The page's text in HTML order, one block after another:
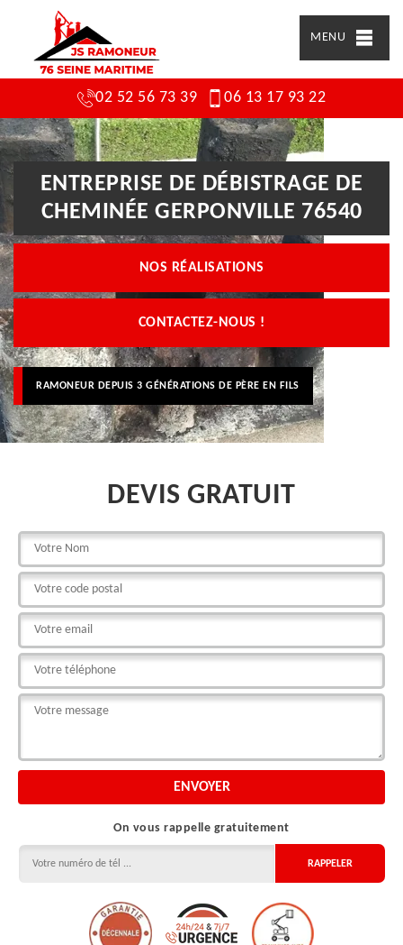
MENU
02 52 56 73 39 06 13 17 93 22
ENTREPRISE DE DÉBISTRAGE DE
CHEMINÉE GERPONVILLE 76540
NOS RÉALISATIONS
CONTACTEZ-NOUS !
RAMONEUR DEPUIS 3 GÉNÉRATIONS DE PÈRE EN FILS
DEVIS GRATUIT
On vous rappelle gratuitement